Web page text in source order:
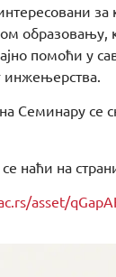
образовању,
помоћи у
инжењерства.
Семинару се
наћи на
asset/